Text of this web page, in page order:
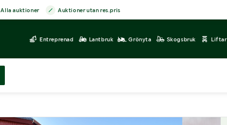
Alla auktioner Auktioner utan res.pris
Entreprenad Lantbruk Grönyta Skogsbruk Liftar